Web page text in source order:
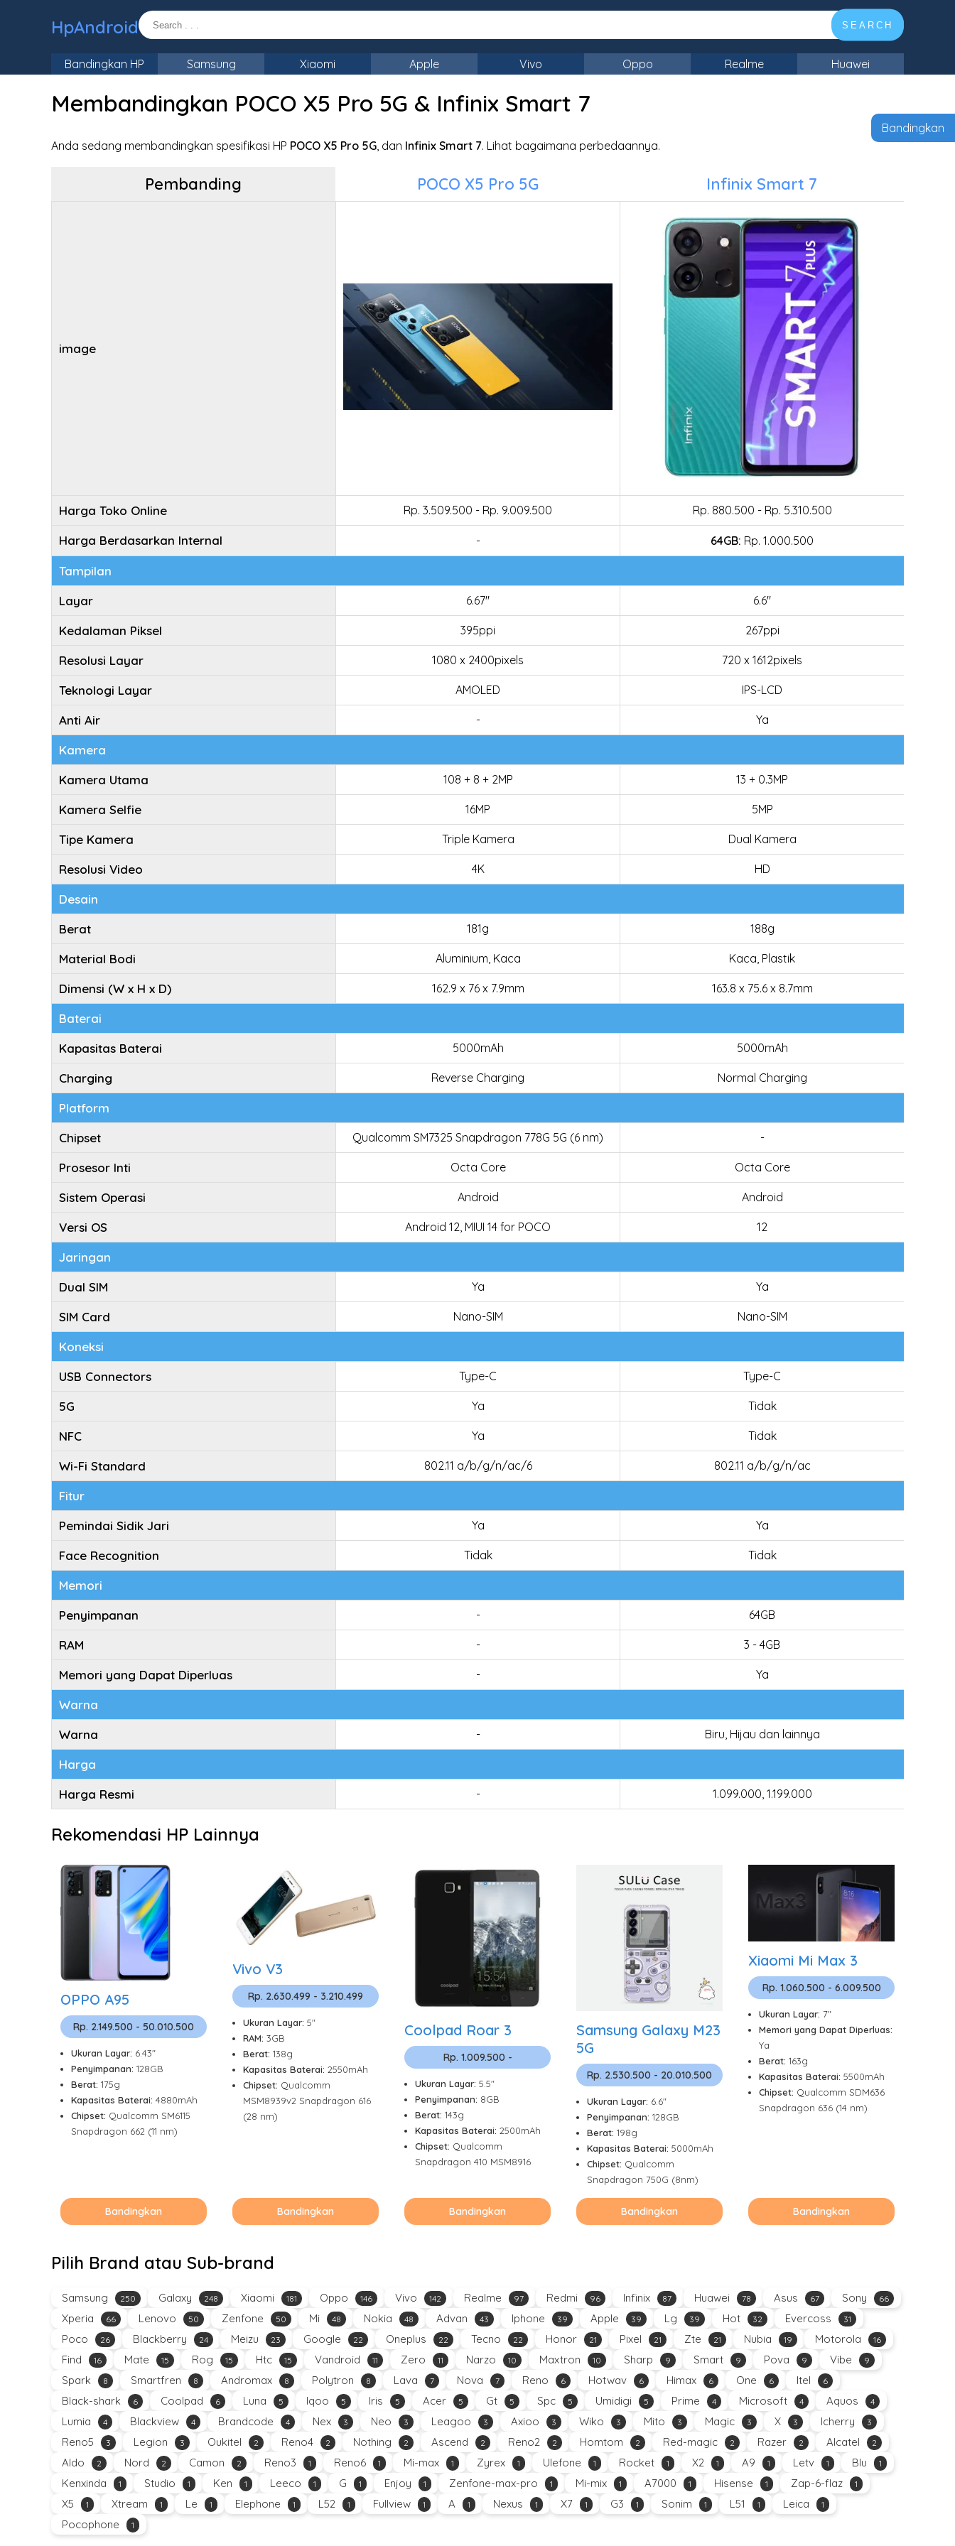
HpAndroid SEARCH
Bandingkan HP Samsung Xiaomi Apple Vivo Oppo Realme Huawei
Membandingkan POCO X5 Pro 5G & Infinix Smart 7
Anda sedang membandingkan spesifikasi HP POCO X5 Pro 5G, dan Infinix Smart 7. Lihat bagaimana perbedaannya.
Pembanding POCO X5 Pro 5G Infinix Smart 7
image
Harga Toko Online Rp. 3.509.500 - Rp. 9.009.500 Rp. 880.500 - Rp. 5.310.500
Harga Berdasarkan Internal - 64GB: Rp. 1.000.500
Tampilan
Layar
6.67" 6.6"
Kedalaman Piksel 395ppi 267ppi
Resolusi Layar 1080 x 2400pixels 720 x 1612pixels
Teknologi Layar AMOLED IPS-LCD
Anti Air - Ya
Kamera
Kamera Utama
108 + 8 + 2MP 13 + 0.3MP
Kamera Selfie 16MP 5MP
Tipe Kamera Triple Kamera Dual Kamera
Resolusi Video 4K HD
Desain
Berat
181g 188g
Material Bodi Aluminium, Kaca Kaca, Plastik
Dimensi (W x H x D) 162.9 x 76 x 7.9mm 163.8 x 75.6 x 8.7mm
Baterai
Kapasitas Baterai
5000mAh 5000mAh
Charging Reverse Charging Normal Charging
Platform
Chipset
Qualcomm SM7325 Snapdragon 778G 5G (6 nm) -
Prosesor Inti Octa Core Octa Core
Sistem Operasi Android Android
Versi OS Android 12, MIUI 14 for POCO 12
Jaringan
Dual SIM
Ya Ya
SIM Card Nano-SIM Nano-SIM
Koneksi
USB Connectors
Type-C Type-C
5G Ya Tidak
NFC Ya Tidak
Wi-Fi Standard 802.11 a/b/g/n/ac/6 802.11 a/b/g/n/ac
Fitur
Pemindai Sidik Jari
Ya Ya
Face Recognition Tidak Tidak
Memori
Penyimpanan
- 64GB
RAM - 3 - 4GB
Memori yang Dapat Diperluas - Ya
Warna
Warna
- Biru, Hijau dan lainnya
Harga
Harga Resmi
- 1.099.000, 1.199.000
Rekomendasi HP Lainnya
OPPO A95
Rp. 2.149.500 - 50.010.500
Ukuran Layar: 6.43"
Penyimpanan: 128GB
Berat: 175g
Kapasitas Baterai: 4880mAh
Chipset: Qualcomm SM6115
Snapdragon 662 (11 nm)
Bandingkan
Vivo V3
Rp. 2.630.499 - 3.210.499
Ukuran Layar: 5"
RAM: 3GB
Berat: 138g
Kapasitas Baterai: 2550mAh
Chipset: Qualcomm
MSM8939v2 Snapdragon 616
(28 nm)
Bandingkan
Coolpad Roar 3
Rp. 1.009.500 -
Ukuran Layar: 5.5"
Penyimpanan: 8GB
Berat: 143g
Kapasitas Baterai: 2500mAh
Chipset: Qualcomm
Snapdragon 410 MSM8916
Bandingkan
Samsung Galaxy M23
5G
Rp. 2.530.500 - 20.010.500
Ukuran Layar: 6.6"
Penyimpanan: 128GB
Berat: 198g
Kapasitas Baterai: 5000mAh
Chipset: Qualcomm
Snapdragon 750G (8nm)
Bandingkan
Xiaomi Mi Max 3
Rp. 1.060.500 - 6.009.500
Ukuran Layar: 7"
Memori yang Dapat Diperluas:
Ya
Berat: 163g
Kapasitas Baterai: 5500mAh
Chipset: Qualcomm SDM636
Snapdragon 636 (14 nm)
Bandingkan
Pilih Brand atau Sub-brand
Samsung 250 Galaxy 248 Xiaomi 181 Oppo 146 Vivo 142 Realme 97 Redmi 96 Infinix 87 Huawei 78 Asus 67 Sony 66
Xperia 66 Lenovo 50 Zenfone 50 Mi 48 Nokia 48 Advan 43 Iphone 39 Apple 39 Lg 39 Hot 32 Evercoss 31
Poco 26 Blackberry 24 Meizu 23 Google 22 Oneplus 22 Tecno 22 Honor 21 Pixel 21 Zte 21 Nubia 19 Motorola 16
Find 16 Mate 15 Rog 15 Htc 15 Vandroid 11 Zero 11 Narzo 10 Maxtron 10 Sharp 9 Smart 9 Pova 9 Vibe 9
Spark 8 Smartfren 8 Andromax 8 Polytron 8 Lava 7 Nova 7 Reno 6 Hotwav 6 Himax 6 One 6 Itel 6
Black-shark 6 Coolpad 6 Luna 5 Iqoo 5 Iris 5 Acer 5 Gt 5 Spc 5 Umidigi 5 Prime 4 Microsoft 4 Aquos 4
Lumia 4 Blackview 4 Brandcode 4 Nex 3 Neo 3 Leagoo 3 Axioo 3 Wiko 3 Mito 3 Magic 3 X 3 Icherry 3
Reno5 3 Legion 3 Oukitel 2 Reno4 2 Nothing 2 Ascend 2 Reno2 2 Homtom 2 Red-magic 2 Razer 2 Alcatel 2
Aldo 2 Nord 2 Camon 2 Reno3 1 Reno6 1 Mi-max 1 Zyrex 1 Ulefone 1 Rocket 1 X2 1 A9 1 Letv 1 Blu 1
Kenxinda 1 Studio 1 Ken 1 Leeco 1 G 1 Enjoy 1 Zenfone-max-pro 1 Mi-mix 1 A7000 1 Hisense 1 Zap-6-flaz 1
X5 1 Xtream 1 Le 1 Elephone 1 L52 1 Fullview 1 A 1 Nexus 1 X7 1 G3 1 Sonim 1 L51 1 Leica 1
Pocophone 1
Bandingkan